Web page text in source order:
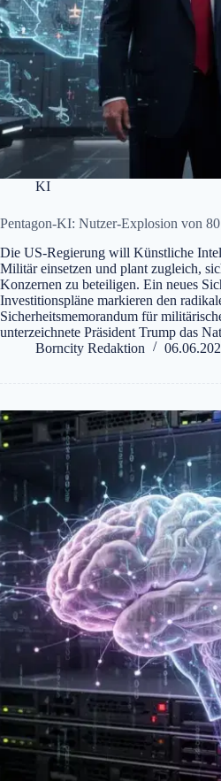
KI
Pentagon-KI: Nutzer-Explosion von
Die US-Regierung will Künstliche
Militär einsetzen und plant zugleich,
Konzernen zu beteiligen. Ein neues
Investitionspläne markieren den
Sicherheitsmemorandum für
unterzeichnete Präsident Trump das
Borncity Redaktion